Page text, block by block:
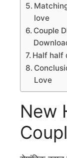
love
Couple
Half half
Love
New